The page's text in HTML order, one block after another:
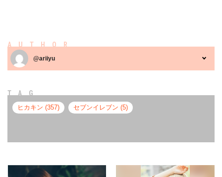
AUTHOR
@ariiyu
TAG
ヒカキン (357) セブンイレブン (5)